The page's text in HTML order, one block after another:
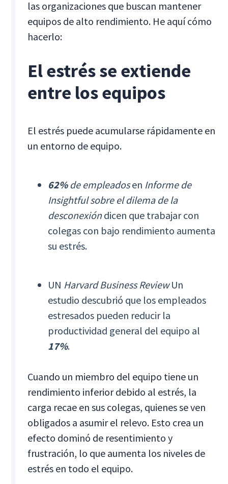
las organizaciones que buscan mantener
equipos de alto rendimiento. He aquí cómo
hacerlo:
El estrés se extiende
entre los equipos
El estrés puede acumularse rápidamente en
un entorno de equipo.
62% de empleadosen Informe de
Insightful sobre el dilema de la
desconexióndicen que trabajar con
colegas con bajo rendimiento aumenta
su estrés.
UN Harvard Business ReviewUn
estudio descubrió que los empleados
estresados pueden reducir la
productividad general del equipo al
17%.
Cuando un miembro del equipo tiene un
rendimiento inferior debido al estrés, la
carga recae en sus colegas, quienes se ven
obligados a asumir el relevo. Esto crea un
efecto dominó de resentimiento y
frustración, lo que aumenta los niveles de
estrés en todo el equipo.